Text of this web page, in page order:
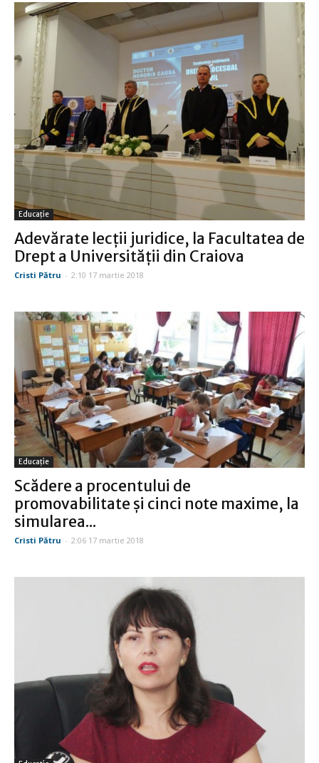
Educație
Adevărate lecţii juridice, la Facultatea de
Drept a Universităţii din Craiova
Cristi Pătru - 2:10 17 martie 2018
Educație
Scădere a procentului de
promovabilitate şi cinci note maxime, la
simularea...
Cristi Pătru - 2:06 17 martie 2018